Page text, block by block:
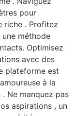
pour
riche . Profitez
méthode
Optimisez
avec des
plateforme est
à la
Ne manquez pas
aspirations , un